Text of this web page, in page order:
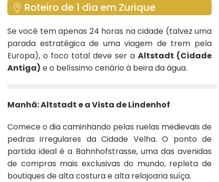
Roteiro de 1 dia em Zurique
Se você tem apenas 24 horas na cidade (talvez uma
parada estratégica de uma viagem de trem pela
Europa), o foco total deve ser a Altstadt (Cidade
Antiga) e o belíssimo cenário à beira da água.
Manhã: Altstadt e a Vista de Lindenhof
Comece o dia caminhando pelas ruelas medievais de
pedras irregulares da Cidade Velha. O ponto de
partida ideal é a Bahnhofstrasse, uma das avenidas
de compras mais exclusivas do mundo, repleta de
boutiques de alta costura e alta relojoaria suíça.